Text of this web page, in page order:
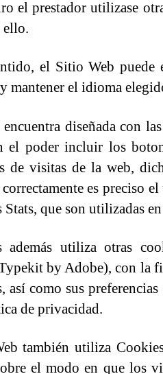
el prestador utilizase
ello.
el Sitio Web puede
mantener el idioma
diseñada con
el poder incluir los
de visitas de la web,
es preciso
Stats, que son utilizadas
además utiliza otras
by Adobe), con la
así como sus
de privacidad.
también utiliza
el modo en que los